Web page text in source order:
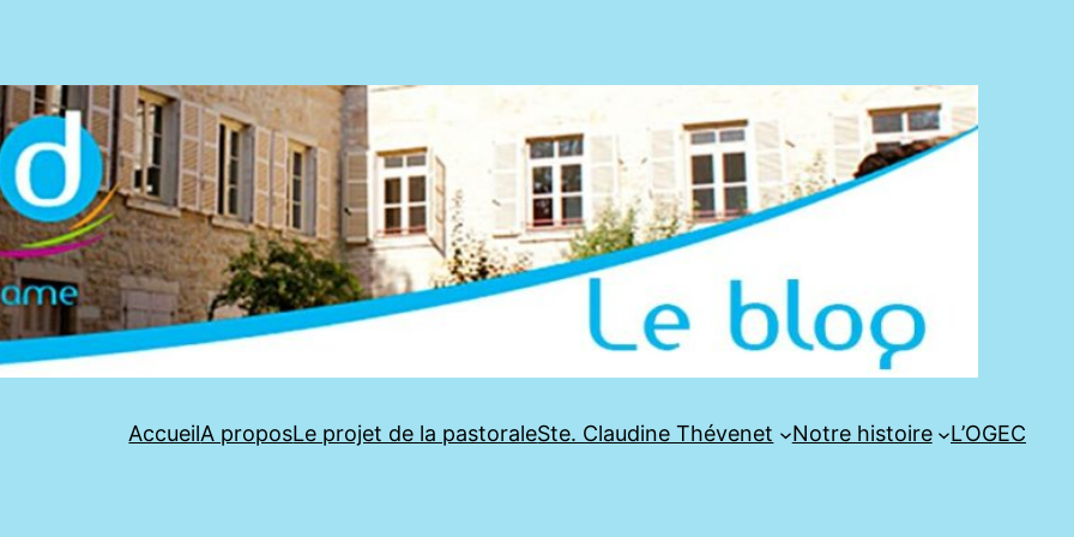
AccueilA proposLe projet de la pastoraleSte. Claudine Thévenet Notre histoire L’OGEC